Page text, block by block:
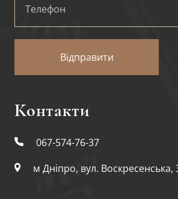
Відправити
Контакти
067-574-76-37
м Дніпро, вул. Воскресенська,